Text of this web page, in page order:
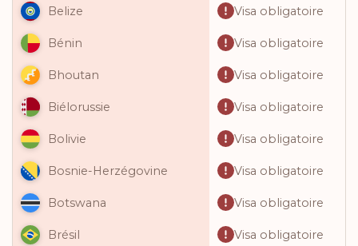
Belize Visa obligatoire
Bénin Visa obligatoire
Bhoutan Visa obligatoire
Biélorussie Visa obligatoire
Bolivie Visa obligatoire
Bosnie-Herzégovine Visa obligatoire
Botswana Visa obligatoire
Brésil Visa obligatoire